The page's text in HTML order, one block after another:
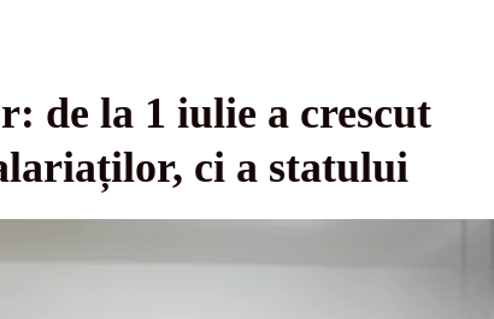
de la 1 iulie a crescut
ci a statului